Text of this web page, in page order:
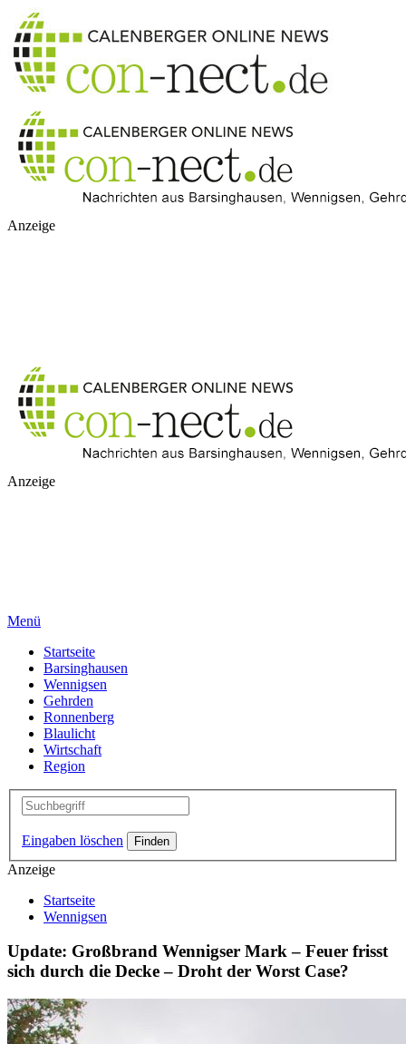
Anzeige
Anzeige
Menü
Startseite
Barsinghausen
Wennigsen
Gehrden
Ronnenberg
Blaulicht
Wirtschaft
Region
Eingaben löschen
Anzeige
Startseite
Wennigsen
Update: Großbrand Wennigser Mark – Feuer frisst
sich durch die Decke – Droht der Worst Case?